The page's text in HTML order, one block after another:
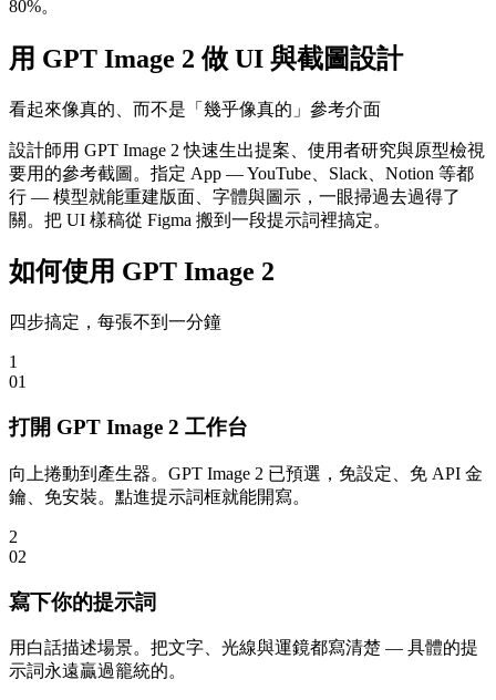
80%。
用 GPT Image 2 做 UI 與截圖設計
看起來像真的、而不是「幾乎像真的」參考介面
設計師用 GPT Image 2 快速生出提案、使用者研究與原型檢視
要用的參考截圖。指定 App — YouTube、Slack、Notion 等都
行 — 模型就能重建版面、字體與圖示，一眼掃過去過得了
關。把 UI 樣稿從 Figma 搬到一段提示詞裡搞定。
如何使用 GPT Image 2
四步搞定，每張不到一分鐘
1
01
打開 GPT Image 2 工作台
向上捲動到產生器。GPT Image 2 已預選，免設定、免 API 金
鑰、免安裝。點進提示詞框就能開寫。
2
02
寫下你的提示詞
用白話描述場景。把文字、光線與運鏡都寫清楚 — 具體的提
示詞永遠贏過籠統的。